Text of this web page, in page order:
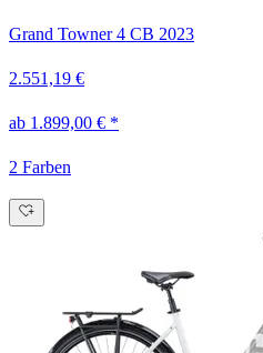
Grand Towner 4 CB 2023
2.551,19 €
ab 1.899,00 € *
2 Farben